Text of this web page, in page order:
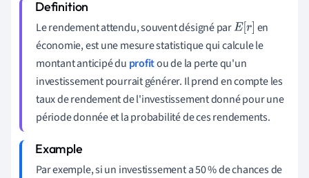
Le rendement attendu, souvent désigné parE[r] en
économie, est une mesure statistique qui calcule le
montant anticipé du profitou de la perte qu'un
investissement pourrait générer. Il prend en compte les
taux de rendement de l'investissement donné pour une
période donnée et la probabilité de ces rendements.
Par exemple, si un investissement a 50 % de chances de